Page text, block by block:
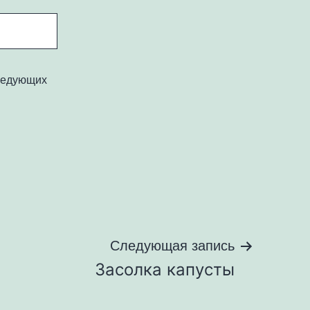
Следующая запись
Засолка капусты